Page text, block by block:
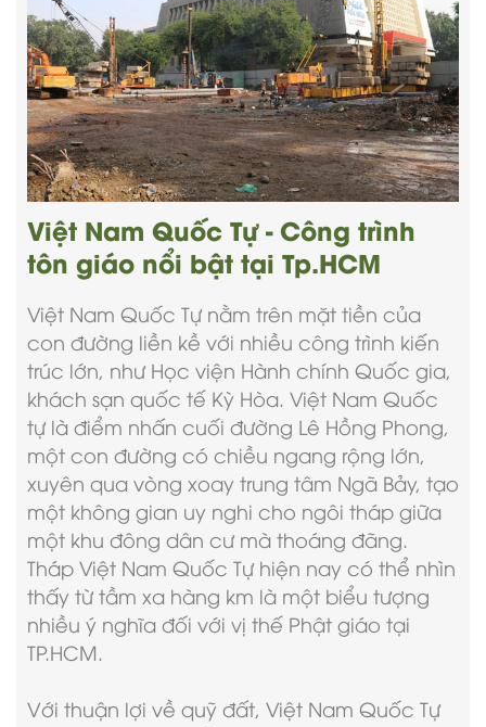
Việt Nam Quốc Tự - Công trình
tôn giáo nổi bật tại Tp.HCM
Việt Nam Quốc Tự nằm trên mặt tiền của
con đường liền kề với nhiều công trình kiến
trúc lớn, như Học viện Hành chính Quốc gia,
khách sạn quốc tế Kỳ Hòa. Việt Nam Quốc
tự là điểm nhấn cuối đường Lê Hồng Phong,
một con đường có chiều ngang rộng lớn,
xuyên qua vòng xoay trung tâm Ngã Bảy, tạo
một không gian uy nghi cho ngôi tháp giữa
một khu đông dân cư mà thoáng đãng.
Tháp Việt Nam Quốc Tự hiện nay có thể nhìn
thấy từ tầm xa hàng km là một biểu tượng
nhiều ý nghĩa đối với vị thế Phật giáo tại
TP.HCM.
Với thuận lợi về quỹ đất, Việt Nam Quốc Tự